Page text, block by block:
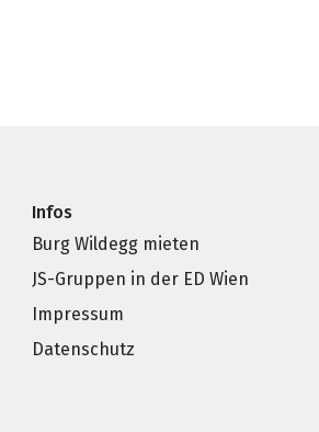
Infos
Burg Wildegg mieten
JS-Gruppen in der ED Wien
Impressum
Datenschutz